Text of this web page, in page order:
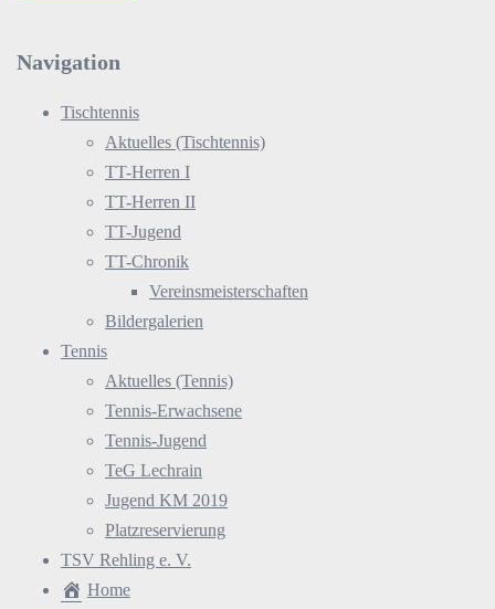
Navigation
Tischtennis
Aktuelles (Tischtennis)
TT-Herren I
TT-Herren II
TT-Jugend
TT-Chronik
Vereinsmeisterschaften
Bildergalerien
Tennis
Aktuelles (Tennis)
Tennis-Erwachsene
Tennis-Jugend
TeG Lechrain
Jugend KM 2019
Platzreservierung
TSV Rehling e. V.
Home